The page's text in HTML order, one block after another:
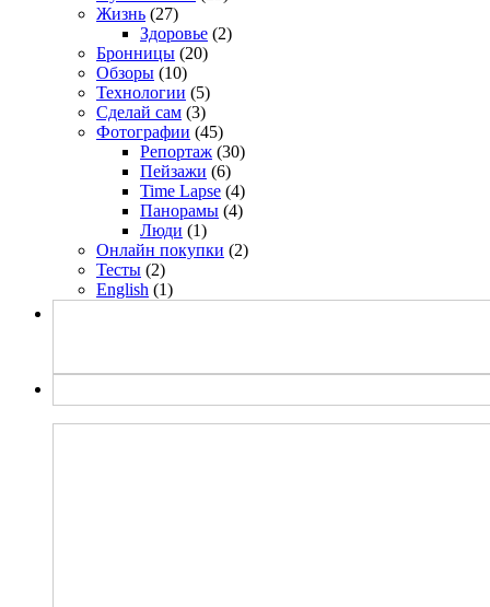
Жизнь (27)
Здоровье (2)
Бронницы (20)
Обзоры (10)
Технологии (5)
Сделай сам (3)
Фотографии (45)
Репортаж (30)
Пейзажи (6)
Time Lapse (4)
Панорамы (4)
Люди (1)
Онлайн покупки (2)
Тесты (2)
English (1)